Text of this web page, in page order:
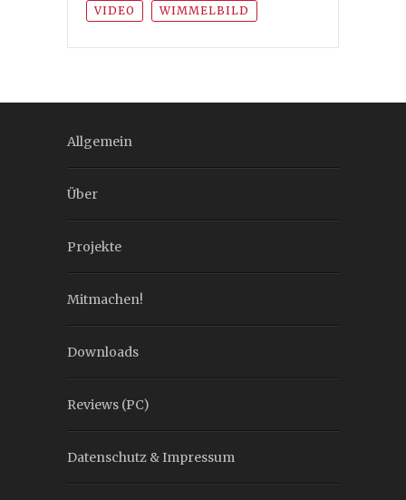
VIDEO WIMMELBILD
Allgemein
Über
Projekte
Mitmachen!
Downloads
Reviews (PC)
Datenschutz & Impressum